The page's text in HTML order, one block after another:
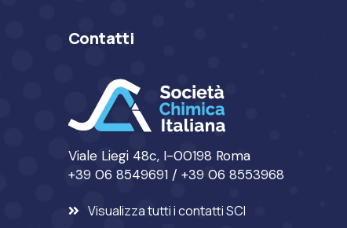
Contatti
Viale Liegi 48c, I-00198 Roma
+39 06 8549691 / +39 06 8553968
Visualizza tutti i contatti SCI